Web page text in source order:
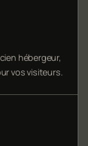
hébergeur,
vos visiteurs.